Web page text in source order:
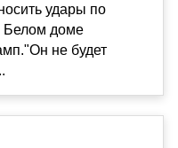
удары по
Белом доме
не будет